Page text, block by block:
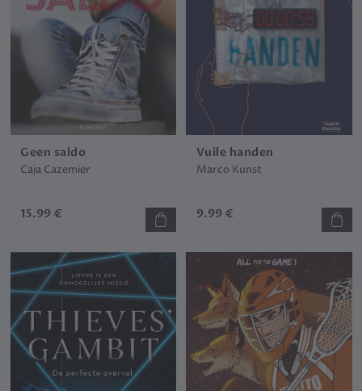
Geen saldo
Caja Cazemier
15.99 €
Vuile handen
Marco Kunst
9.99 €